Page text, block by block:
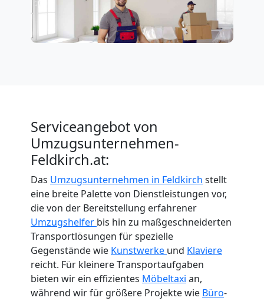
Serviceangebot von
Umzugsunternehmen-
Feldkirch.at:
Das Umzugsunternehmen in Feldkirch stellt
eine breite Palette von Dienstleistungen vor,
die von der Bereitstellung erfahrener
Umzugshelfer bis hin zu maßgeschneiderten
Transportlösungen für spezielle
Gegenstände wie Kunstwerke und Klaviere
reicht. Für kleinere Transportaufgaben
bieten wir ein effizientes Möbeltaxi an,
während wir für größere Projekte wie Büro-